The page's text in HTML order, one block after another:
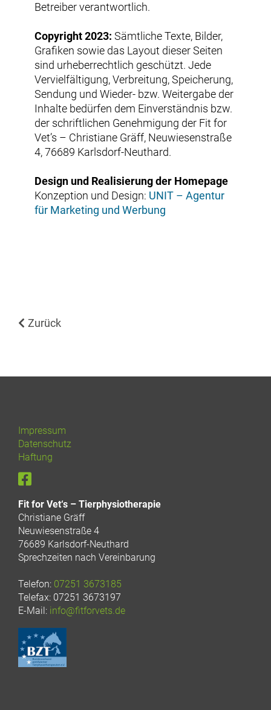
Betreiber verantwortlich.
Copyright 2023: Sämtliche Texte, Bilder,
Grafiken sowie das Layout dieser Seiten
sind urheberrechtlich geschützt. Jede
Vervielfältigung, Verbreitung, Speicherung,
Sendung und Wieder- bzw. Weitergabe der
Inhalte bedürfen dem Einverständnis bzw.
der schriftlichen Genehmigung der Fit for
Vet’s – Christiane Gräff, Neuwiesenstraße
4, 76689 Karlsdorf-Neuthard.
Design und Realisierung der Homepage
Konzeption und Design: UNIT – Agentur
für Marketing und Werbung
Zurück
Impressum
Datenschutz
Haftung
Fit for Vet‘s – Tierphysiotherapie
Christiane Gräff
Neuwiesenstraße 4
76689 Karlsdorf-Neuthard
Sprechzeiten nach Vereinbarung
Telefon: 07251 3673185
Telefax: 07251 3673197
E-Mail: info@fitforvets.de